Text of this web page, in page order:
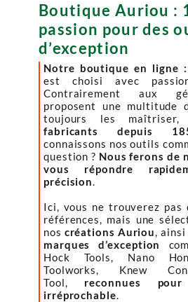
Boutique Auriou :
passion pour des
d’exception
Notre boutique en ligne :
est choisi avec
Contrairement aux
proposent une multitude
toujours les maîtriser,
fabricants depuis
connaissons nos outils
question ? Nous ferons de
vous répondre
précision.
Ici, vous ne trouverez pas
références, mais une
nos créations Auriou, ainsi
marques d’exception
Hock Tools, Nano
Toolworks, Knew
Tool, reconnues
irréprochable.